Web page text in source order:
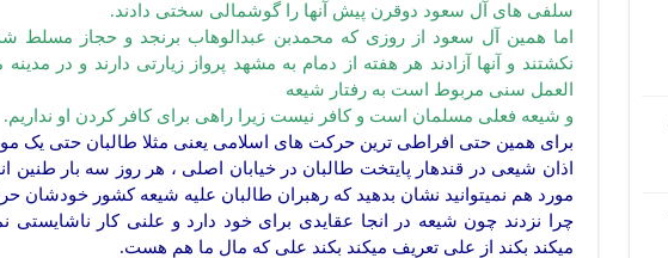
سلفی های آل سعود دوقرن پیش آنها را گوشمالی سختی دادند.
اما همین آل سعود از روزی که محمدبن عبدالوهاب برنجد و حجاز مسلط شد
نکشتند و آنها آزادند هر هفته از دمام به مشهد پرواز زیارتی دارند و در
العمل سنی مربوط است به رفتار شیعه
و شیعه فعلی مسلمان است و کافر نیست زیرا راهی برای کافر کردن او نداریم.
برای همین حتی افراطی ترین حرکت های اسلامی یعنی مثلا طالبان حتی یک
اذان شیعی در قندهار پایتخت طالبان در خیابان اصلی ، هر روز سه بار طنین
مورد هم نمیتوانید نشان بدهید که رهبران طالبان علیه شیعه کشور خودشان
چرا نزدند چون شیعه در انجا عقایدی برای خود دارد و علنی کار ناشایستی
میکند بکند از علی تعریف میکند بکند علی که مال ما هم هست.